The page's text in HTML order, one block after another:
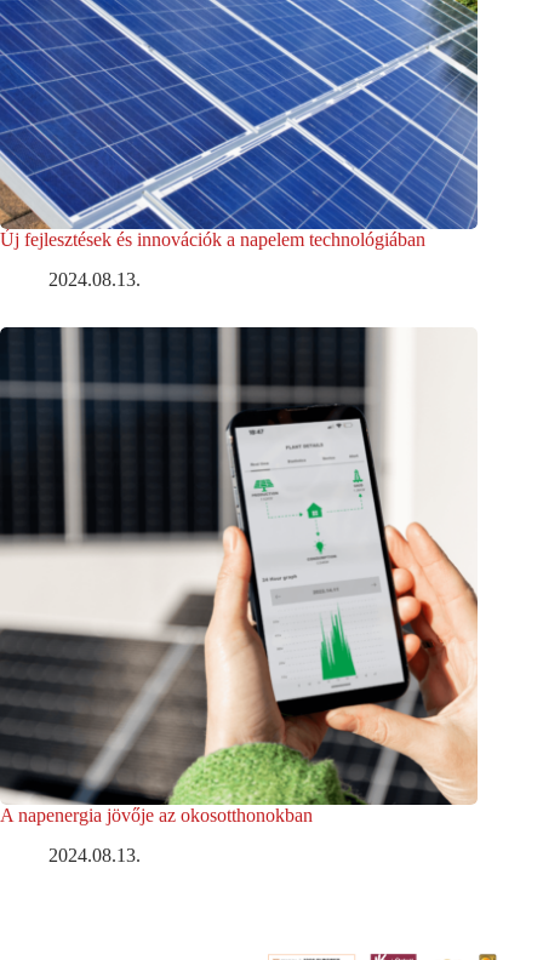
Új fejlesztések és innovációk a napelem technológiában
2024.08.13.
A napenergia jövője az okosotthonokban
2024.08.13.